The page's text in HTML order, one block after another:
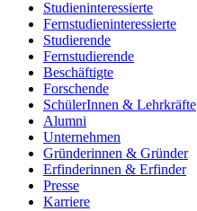
Studieninteressierte
Fernstudieninteressierte
Studierende
Fernstudierende
Beschäftigte
Forschende
SchülerInnen & Lehrkräfte
Alumni
Unternehmen
Gründerinnen & Gründer
Erfinderinnen & Erfinder
Presse
Karriere